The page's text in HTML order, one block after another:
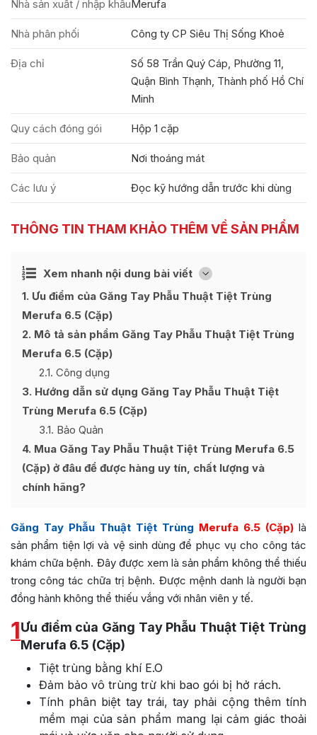
Nhà sản xuất / nhập khẩuMerufa
Nhà phân phối Công ty CP Siêu Thị Sống Khoẻ
Địa chỉ
Số 58 Trần Quý Cáp, Phường 11,
Quận Bình Thạnh, Thành phố Hồ Chí
Minh
Quy cách đóng gói Hộp 1 cặp
Bảo quản Nơi thoáng mát
Các lưu ý Đọc kỹ hướng dẫn trước khi dùng
THÔNG TIN THAM KHẢO THÊM VỀ SẢN PHẨM
Xem nhanh nội dung bài viết [
Ẩn
1 Ưu điểm của Găng Tay Phẫu Thuật Tiệt Trùng
Merufa 6.5 (Cặp)
2 Mô tả sản phẩm Găng Tay Phẫu Thuật Tiệt Trùng
Merufa 6.5 (Cặp)
2.1 Công dụng
3 Hướng dẫn sử dụng Găng Tay Phẫu Thuật Tiệt
Trùng Merufa 6.5 (Cặp)
3.1 Bảo Quản
4 Mua Găng Tay Phẫu Thuật Tiệt Trùng Merufa 6.5
(Cặp) ở đâu để được hàng uy tín, chất lượng và
chính hãng?
Găng Tay Phẫu Thuật Tiệt Trùng Merufa 6.5 (Cặp) là
sản phẩm tiện lợi và vệ sinh dùng để phục vụ cho công tác
khám chữa bệnh. Đây được xem là sản phẩm không thể thiếu
trong công tác chữa trị bệnh. Được mệnh danh là người bạn
đồng hành không thể thiếu vắng với nhân viên y tế.
1Ưu điểm của Găng Tay Phẫu Thuật Tiệt Trùng
Merufa 6.5 (Cặp)
Tiệt trùng bằng khí E.O
Đảm bảo vô trùng trừ khi bao gói bị hở rách.
Tính phân biệt tay trái, tay phải cộng thêm tính
mềm mại của sản phẩm mang lại cảm giác thoải